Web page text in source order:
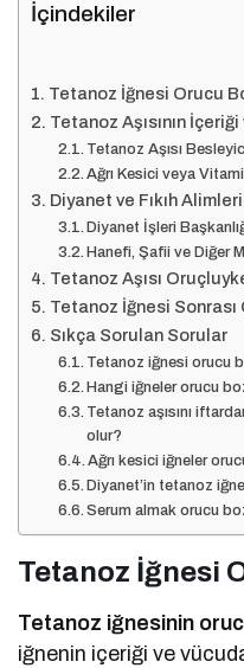
İçindekiler
Tetanoz İğnesi Orucu
Tetanoz Aşısının
Tetanoz Aşısı
Ağrı Kesici veya
Diyanet ve Fıkıh
Diyanet İşleri
Hanefi, Şafii ve Diğer
Tetanoz Aşısı
Tetanoz İğnesi
Sıkça Sorulan Sorular
Tetanoz iğnesi orucu
Hangi iğneler orucu
Tetanoz aşısını
olur?
Ağrı kesici iğneler
Diyanet’in tetanoz
Serum almak orucu
Tetanoz İğnesi
Tetanoz iğnesinin
iğnenin içeriği ve